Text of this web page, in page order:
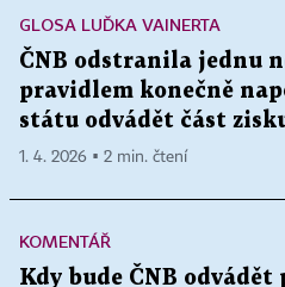
GLOSA LUĎKA VAINERTA
ČNB odstranila jednu
pravidlem konečně
státu odvádět část
1. 4. 2026 ▪ 2 min. čtení
KOMENTÁŘ
Kdy bude ČNB odvádět